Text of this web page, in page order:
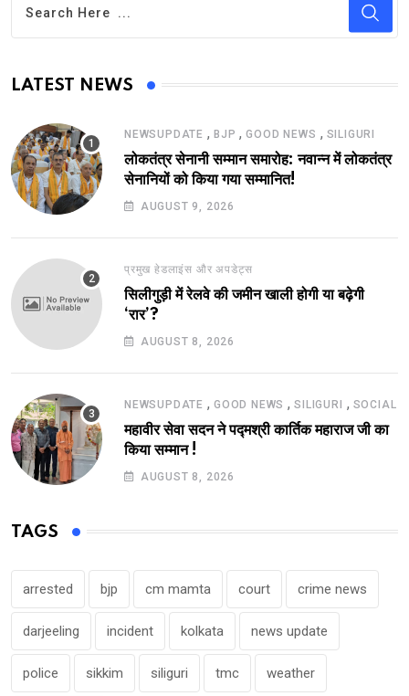
LATEST NEWS
NEWSUPDATE , BJP ,GOOD NEWS , SILIGURI
लोकतंत्र सेनानी सम्मान समारोह: नवान्न में लोकतंत्र
सेनानियों को किया गया सम्मानित!
AUGUST 9, 2026
प्रमुख हेडलाइंस और अपडेट्स
सिलीगुड़ी में रेलवे की जमीन खाली होगी या बढ़ेगी
‘रार’?
AUGUST 8, 2026
NEWSUPDATE , GOOD NEWS ,SILIGURI , SOCIAL
महावीर सेवा सदन ने पद्मश्री कार्तिक महाराज जी का
किया सम्मान !
AUGUST 8, 2026
TAGS
arrested bjp cm mamta court crime news
darjeeling incident kolkata news update
police sikkim siliguri tmc weather